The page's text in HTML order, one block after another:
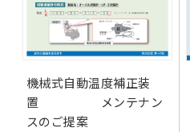
機械式自動温度補正装
置 メンテナン
スのご提案